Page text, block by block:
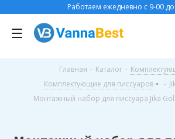
Работаем ежедневно с 9-00
Главная - Каталог -
Комплектующие для писсуаров
-
Монтажный набор для писсуара Jika